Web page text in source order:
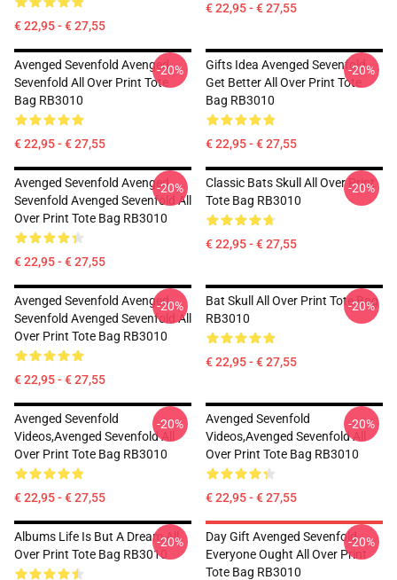
€ 22,95 - € 27,55
€ 22,95 - € 27,55
Avenged Sevenfold Avenged
Sevenfold All Over Print Tote
Bag RB3010
€ 22,95 - € 27,55
-20%
Gifts Idea Avenged Sevenfold
Get Better All Over Print Tote
Bag RB3010
€ 22,95 - € 27,55
-20%
Avenged Sevenfold Avenged
Sevenfold Avenged Sevenfold All
Over Print Tote Bag RB3010
€ 22,95 - € 27,55
-20%
Classic Bats Skull All Over Print
Tote Bag RB3010
€ 22,95 - € 27,55
-20%
Avenged Sevenfold Avenged
Sevenfold Avenged Sevenfold All
Over Print Tote Bag RB3010
€ 22,95 - € 27,55
-20%
Bat Skull All Over Print Tote Bag
RB3010
€ 22,95 - € 27,55
-20%
Avenged Sevenfold
Videos,avenged Sevenfold All
Over Print Tote Bag RB3010
€ 22,95 - € 27,55
-20%
Avenged Sevenfold
Videos,avenged Sevenfold All
Over Print Tote Bag RB3010
€ 22,95 - € 27,55
-20%
Albums Life Is But A Dream All
Over Print Tote Bag RB3010
-20%
Day Gift Avenged Sevenfold
Everyone Ought All Over Print
Tote Bag RB3010
-20%